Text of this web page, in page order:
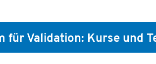
für Validation: Kurse und